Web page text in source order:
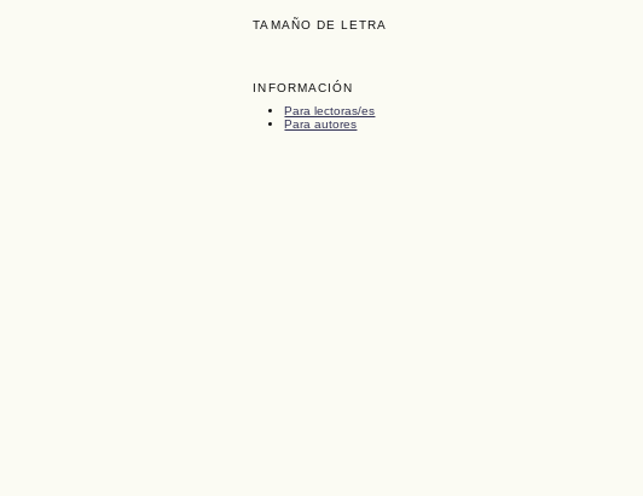
TAMAÑO DE LETRA
INFORMACIÓN
Para lectoras/es
Para autores